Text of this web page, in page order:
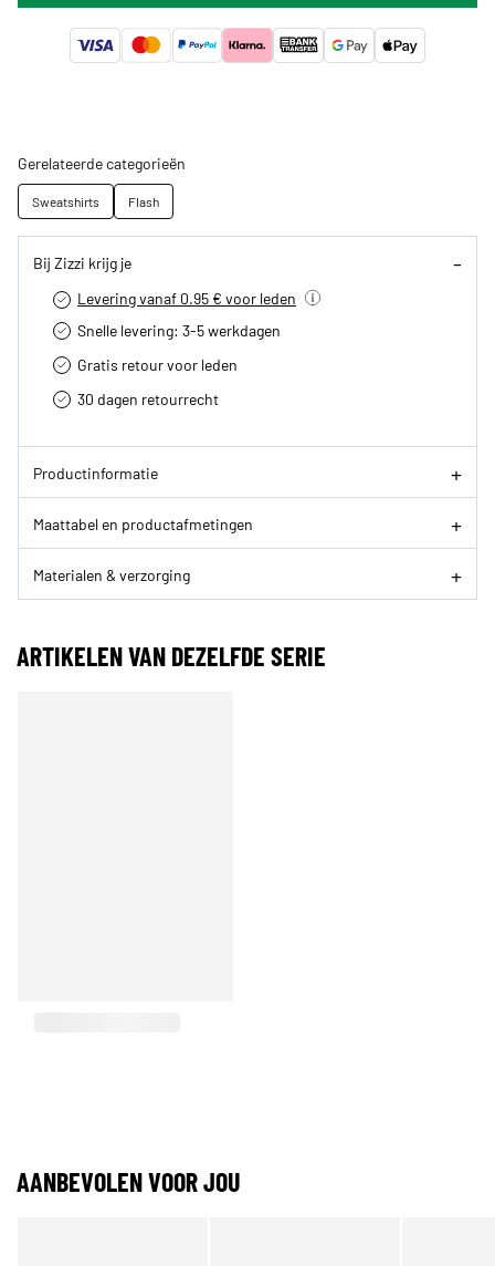
Gerelateerde categorieën
Sweatshirts Flash
Bij Zizzi krijg je
Levering vanaf 0.95 € voor leden
Snelle levering: 3-5 werkdagen
Gratis retour voor leden
30 dagen retourrecht­
Productinformatie
Maattabel en productafmetingen
Materialen & verzorging
ARTIKELEN VAN DEZELFDE SERIE
AANBEVOLEN VOOR JOU